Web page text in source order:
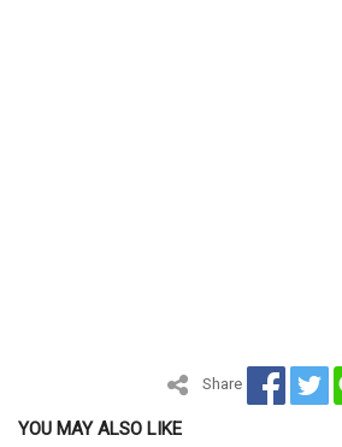
Share
YOU MAY ALSO LIKE